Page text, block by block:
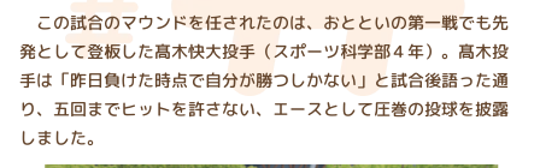
この試合のマウンドを任されたのは、おとといの第一戦でも先
発として登板した髙木快大投手（スポーツ科学部４年）。髙木投
手は「昨日負けた時点で自分が勝つしかない」と試合後語った通
り、五回までヒットを許さない、エースとして圧巻の投球を披露
しました。